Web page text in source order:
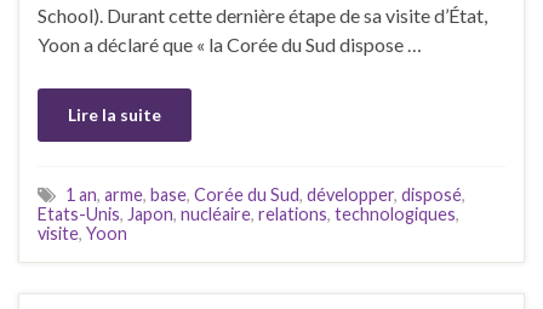
School). Durant cette dernière étape de sa visite d’État,
Yoon a déclaré que « la Corée du Sud dispose …
Lire la suite
1 an, arme, base, Corée du Sud, développer, disposé,
Etats-Unis, Japon, nucléaire, relations, technologiques,
visite, Yoon